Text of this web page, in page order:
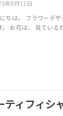
年8月11日
ちは。 フラワーデ
。 お花は、 見てい
ティフィシ